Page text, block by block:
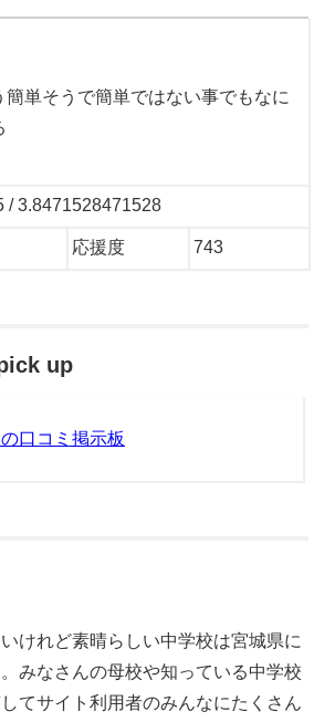
単そうで簡単ではない事でもなに
/ 3.8471528471528
応援度 743
up
口コミ掲示板
けれど素晴らしい中学校は宮城県に
みなさんの母校や知っている中学校
てサイト利用者のみんなにたくさん